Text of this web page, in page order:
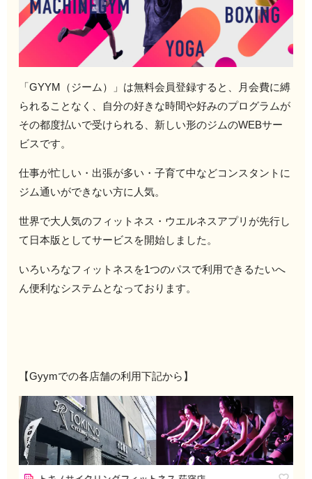
「GYYM（ジーム）」は無料会員登録すると、月会費に縛
られることなく、自分の好きな時間や好みのプログラムが
その都度払いで受けられる、新しい形のジムのWEBサー
ビスです。
仕事が忙しい・出張が多い・子育て中などコンスタントに
ジム通いができない方に人気。
世界で大人気のフィットネス・ウエルネスアプリが先行し
て日本版としてサービスを開始しました。
いろいろなフィットネスを1つのパスで利用できるたいへ
ん便利なシステムとなっております。
【Gyymでの各店舗の利用下記から】